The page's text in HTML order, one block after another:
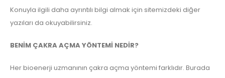
Konuyla ilgili daha ayrıntılı bilgi almak için sitemizdeki diğer
yazıları da okuyabilirsiniz.
BENİM ÇAKRA AÇMA YÖNTEMİ NEDİR?
Her bioenerji uzmanının çakra açma yöntemi farklıdır. Burada